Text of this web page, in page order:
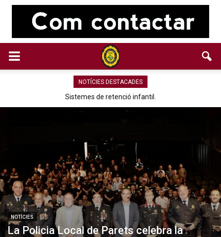
NOTÍCIES DESTACADES
Sistemes de retenció infantil.
NOTÍCIES
La Policia Local de Parets celebra la